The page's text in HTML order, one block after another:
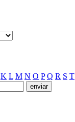
K L M N O P Q R S T